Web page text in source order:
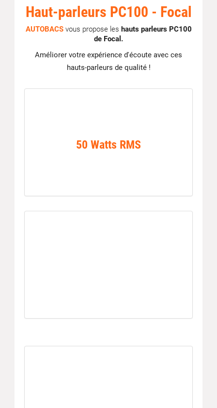
Haut-parleurs PC100 - Focal
AUTOBACSvous propose les hauts parleurs PC100
de Focal.
Améliorer votre expérience d'écoute avec ces
hauts-parleurs de qualité !
50 Watts RMS